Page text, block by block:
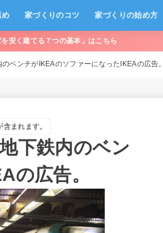
め 家づくりのコツ 家づくりの始め方
を安く建てる７つの基本」はこちら
ベンチがIKEAのソファーになったIKEAの広告。
まれます。
下鉄内のベン
の広告。